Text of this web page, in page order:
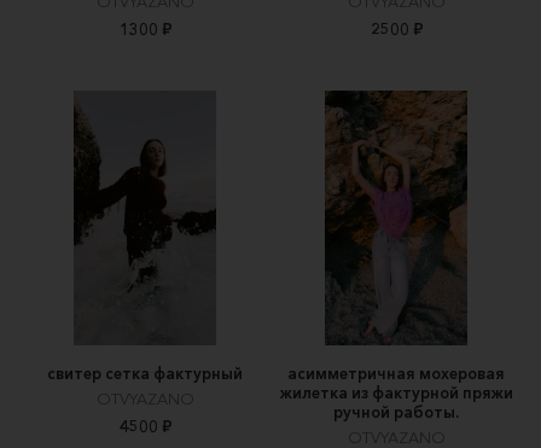
1300 ₽
2500 ₽
свитер сетка фактурный
OTVYAZANO
4500 ₽
асимметричная мохеровая
жилетка из фактурной пряжи
ручной работы.
OTVYAZANO